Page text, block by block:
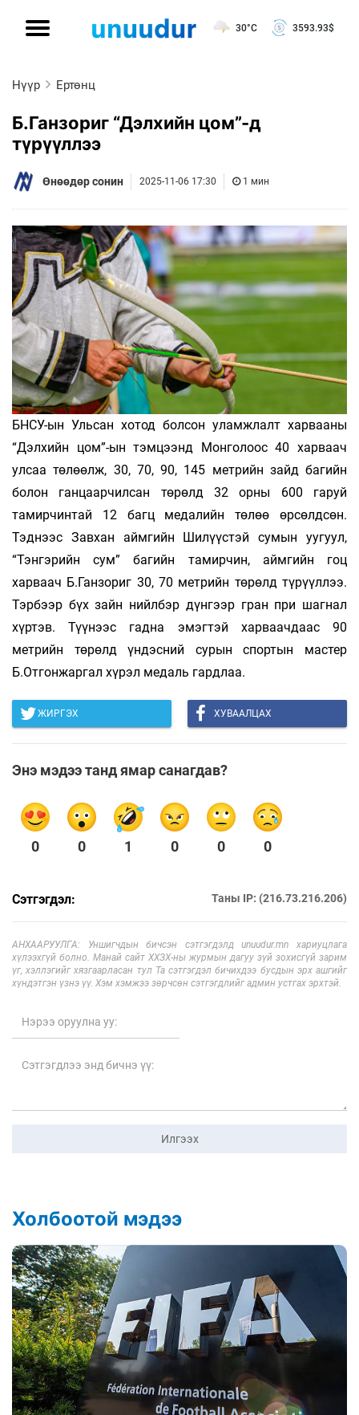
30°C 3593.93$
Нүүр Ертөнц
Б.Ганзориг “Дэлхийн цом”-д
түрүүллээ
Өнөөдөр сонин 2025-11-06 17:30 1 мин
БНСУ-ын Ульсан хотод болсон уламжлалт харвааны
“Дэлхийн цом”-ын тэмцээнд Монголоос 40 харваач
улсаа төлөөлж, 30, 70, 90, 145 метрийн зайд багийн
болон ганцаарчилсан төрөлд 32 орны 600 гаруй
тамирчинтай 12 багц медалийн төлөө өрсөлдсөн.
Тэднээс Завхан аймгийн Шилүүстэй сумын уугуул,
“Тэнгэрийн сум” багийн тамирчин, аймгийн гоц
харваач Б.Ганзориг 30, 70 метрийн төрөлд түрүүллээ.
Тэрбээр бүх зайн нийлбэр дүнгээр гран при шагнал
хүртэв. Түүнээс гадна эмэгтэй харваачдаас 90
метрийн төрөлд үндэсний сурын спортын мастер
Б.Отгонжаргал хүрэл медаль гардлаа.
ЖИРГЭХ ХУВААЛЦАХ
Энэ мэдээ танд ямар санагдав?
0 0 1 0 0 0
Сэтгэгдэл: Таны IP: (216.73.216.206)
АНХААРУУЛГА: Уншигчдын бичсэн сэтгэгдэлд unuudur.mn хариуцлага
хүлээхгүй болно. Манай сайт ХХЗХ-ны журмын дагуу зүй зохисгүй зарим
үг, хэллэгийг хязгаарласан тул Та сэтгэгдэл бичихдээ бусдын эрх ашгийг
хүндэтгэн үзнэ үү. Хэм хэмжээ зөрчсөн сэтгэгдлийг админ устгах эрхтэй.
Илгээх
Холбоотой мэдээ